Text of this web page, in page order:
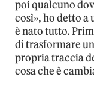
poi qualcuno
così», ho detto a
è nato tutto.
di trasformare
propria traccia
cosa che è